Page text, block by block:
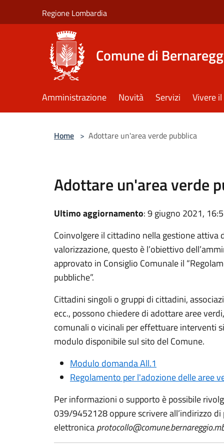
Regione Lombardia
Comune di
Amministrazione Novità Servizi Vivere
Home > Adottare un'area verde pubblica
Adottare un'area verde
Ultimo aggiornamento: 9 giugno 2021,
Coinvolgere il cittadino nella gestione attiva
valorizzazione, questo è l’obiettivo
approvato in Consiglio Comunale il
pubbliche”.
Cittadini singoli o gruppi di cittadini,
ecc., possono chiedere di adottare aree
comunali o vicinali per effettuare interventi
modulo disponibile sul sito del Comune.
Modulo domanda All.1
Regolamento per l'adozione delle aree
Per informazioni o supporto è possibile
039/9452128 oppure scrivere all’indirizzo di
elettronica